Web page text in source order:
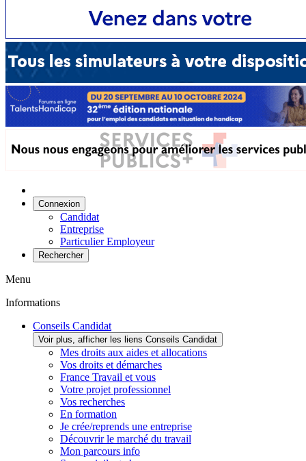
Connexion
Candidat
Entreprise
Particulier Employeur
Rechercher
Menu
Informations
Conseils Candidat
Voir plus, afficher les liens Conseils Candidat
Mes droits aux aides et allocations
Vos droits et démarches
France Travail et vous
Votre projet professionnel
Vos recherches
En formation
Je crée/reprends une entreprise
Découvrir le marché du travail
Mon parcours info